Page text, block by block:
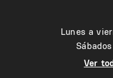
Lunes a
Ver